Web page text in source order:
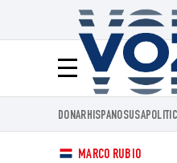
Menú
DONARHISPANOSUSA
MARCO RUBIO